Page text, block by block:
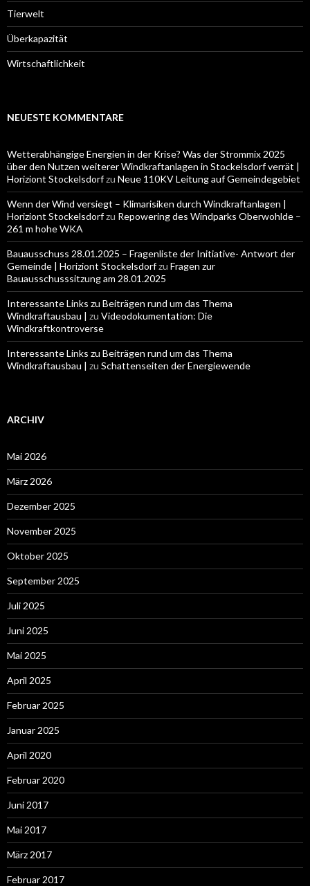
Tierwelt
Überkapazität
Wirtschaftlichkeit
NEUESTE KOMMENTARE
Wetterabhängige Energien in der Krise? Was der Strommix 2025
über den Nutzen weiterer Windkraftanlagen in Stockelsdorf verrät |
Horiziont Stockelsdorfzu Neue 110KV Leitung auf Gemeindegebiet
Wenn der Wind versiegt – Klimarisiken durch Windkraftanlagen |
Horiziont Stockelsdorfzu Repowering des Windparks Oberwohlde –
261 m hohe WKA
Bauausschuss 28.01.2025 – Fragenliste der Initiative- Antwort der
Gemeinde | Horiziont Stockelsdorfzu Fragen zur
Bauausschusssitzung am 28.01.2025
Interessante Links zu Beiträgen rund um das Thema
Windkraftausbau | zu Videodokumentation: Die
Windkraftkontroverse
Interessante Links zu Beiträgen rund um das Thema
Windkraftausbau | zu Schattenseiten der Energiewende
ARCHIV
Mai 2026
März 2026
Dezember 2025
November 2025
Oktober 2025
September 2025
Juli 2025
Juni 2025
Mai 2025
April 2025
Februar 2025
Januar 2025
April 2020
Februar 2020
Juni 2017
Mai 2017
März 2017
Februar 2017